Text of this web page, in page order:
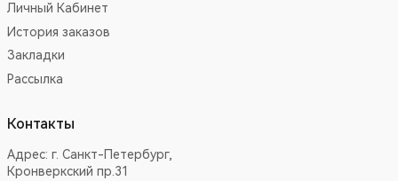
Личный Кабинет
История заказов
Закладки
Рассылка
Контакты
Адрес: г. Санкт-Петербург,
Кронверкский пр.31